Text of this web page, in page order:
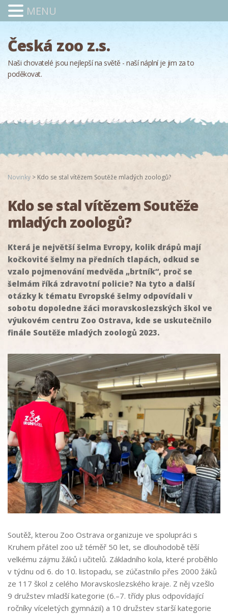
Česká zoo z.s.
Naši chovatelé jsou nejlepší na světě - naší náplní je jim za to
poděkovat.
Novinky > Kdo se stal vítězem Soutěže mladých zoologů?
Kdo se stal vítězem Soutěže
mladých zoologů?
Která je největší šelma Evropy, kolik drápů mají
kočkovité šelmy na předních tlapách, odkud se
vzalo pojmenování medvěda „brtník“, proč se
šelmám říká zdravotní policie? Na tyto a další
otázky k tématu Evropské šelmy odpovídali v
sobotu dopoledne žáci moravskoslezských škol ve
výukovém centru Zoo Ostrava, kde se uskutečnilo
finále Soutěže mladých zoologů 2023.
Soutěž, kterou Zoo Ostrava organizuje ve spolupráci s
Kruhem přátel zoo už téměř 50 let, se dlouhodobě těší
velkému zájmu žáků i učitelů. Základního kola, které proběhlo
v týdnu od 6. do 10. listopadu, se zúčastnilo přes 2000 žáků
ze 117 škol z celého Moravskoslezského kraje. Z něj vzešlo
9 družstev mladší kategorie (6.–7. třídy plus odpovídající
ročníky víceletých gymnázií) a 10 družstev starší kategorie
MENU